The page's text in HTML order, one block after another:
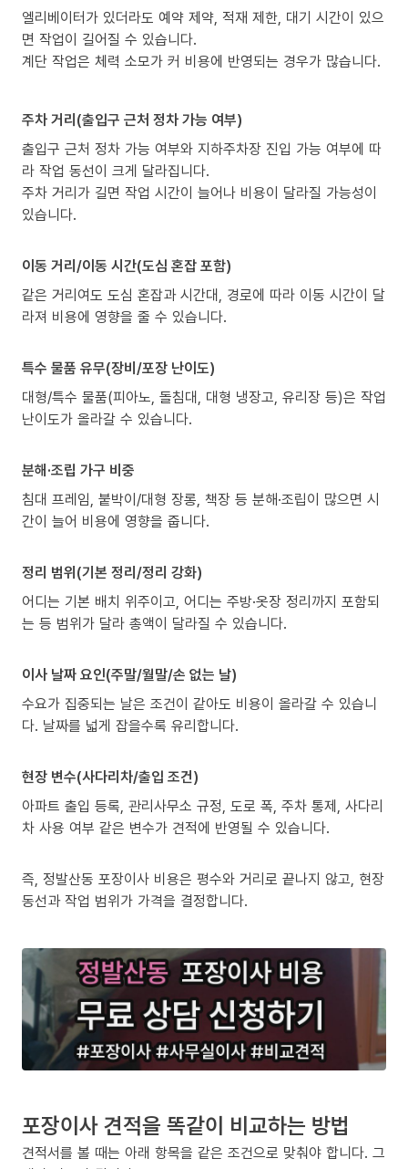
엘리베이터가 있더라도 예약 제약, 적재 제한, 대기 시간이 있으
면 작업이 길어질 수 있습니다.
계단 작업은 체력 소모가 커 비용에 반영되는 경우가 많습니다.
주차 거리(출입구 근처 정차 가능 여부)
출입구 근처 정차 가능 여부와 지하주차장 진입 가능 여부에 따
라 작업 동선이 크게 달라집니다.
주차 거리가 길면 작업 시간이 늘어나 비용이 달라질 가능성이
있습니다.
이동 거리/이동 시간(도심 혼잡 포함)
같은 거리여도 도심 혼잡과 시간대, 경로에 따라 이동 시간이 달
라져 비용에 영향을 줄 수 있습니다.
특수 물품 유무(장비/포장 난이도)
대형/특수 물품(피아노, 돌침대, 대형 냉장고, 유리장 등)은 작업
난이도가 올라갈 수 있습니다.
분해·조립 가구 비중
침대 프레임, 붙박이/대형 장롱, 책장 등 분해·조립이 많으면 시
간이 늘어 비용에 영향을 줍니다.
정리 범위(기본 정리/정리 강화)
어디는 기본 배치 위주이고, 어디는 주방·옷장 정리까지 포함되
는 등 범위가 달라 총액이 달라질 수 있습니다.
이사 날짜 요인(주말/월말/손 없는 날)
수요가 집중되는 날은 조건이 같아도 비용이 올라갈 수 있습니
다. 날짜를 넓게 잡을수록 유리합니다.
현장 변수(사다리차/출입 조건)
아파트 출입 등록, 관리사무소 규정, 도로 폭, 주차 통제, 사다리
차 사용 여부 같은 변수가 견적에 반영될 수 있습니다.
즉, 정발산동 포장이사 비용은 평수와 거리로 끝나지 않고, 현장
동선과 작업 범위가 가격을 결정합니다.
포장이사 견적을 똑같이 비교하는 방법
견적서를 볼 때는 아래 항목을 같은 조건으로 맞춰야 합니다. 그